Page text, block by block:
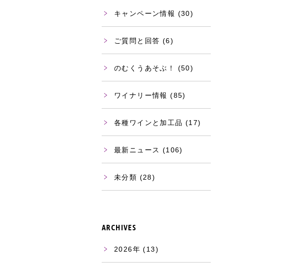
キャンペーン情報 (30)
ご質問と回答 (6)
のむくうあそぶ！ (50)
ワイナリー情報 (85)
各種ワインと加工品 (17)
最新ニュース (106)
未分類 (28)
ARCHIVES
2026 (13)